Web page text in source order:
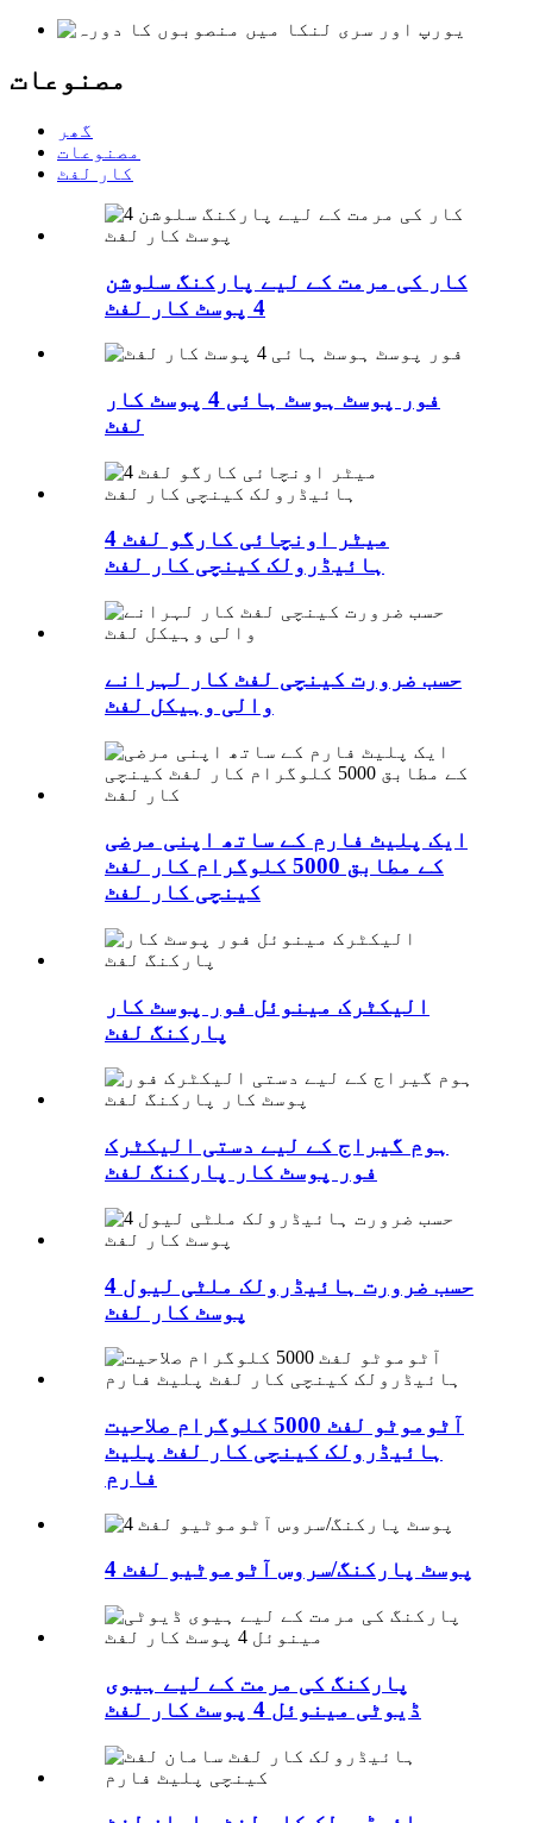
مصنوعات
گھر
مصنوعات
کار لفٹ
کار کی مرمت کے لیے پارکنگ سلوشن
4 پوسٹ کار لفٹ
فور پوسٹ ہوسٹ ہائی 4 پوسٹ کار
لفٹ
4 میٹر اونچائی کارگو لفٹ
ہائیڈرولک کینچی کار لفٹ
حسب ضرورت کینچی لفٹ کار لہرانے
والی وہیکل لفٹ
ایک پلیٹ فارم کے ساتھ اپنی مرضی
کے مطابق 5000 کلوگرام کار لفٹ
کینچی کار لفٹ
الیکٹرک مینوئل فور پوسٹ کار
پارکنگ لفٹ
ہوم گیراج کے لیے دستی الیکٹرک
فور پوسٹ کار پارکنگ لفٹ
حسب ضرورت ہائیڈرولک ملٹی لیول 4
پوسٹ کار لفٹ
آٹوموٹو لفٹ 5000 کلوگرام صلاحیت
ہائیڈرولک کینچی کار لفٹ پلیٹ
فارم
4 پوسٹ پارکنگ/سروس آٹوموٹیو لفٹ
پارکنگ کی مرمت کے لیے ہیوی
ڈیوٹی مینوئل 4 پوسٹ کار لفٹ